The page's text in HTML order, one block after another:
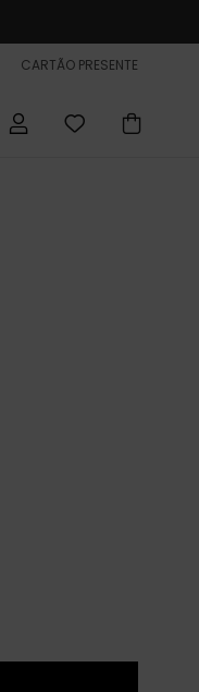
CARTÃO PRESENTE